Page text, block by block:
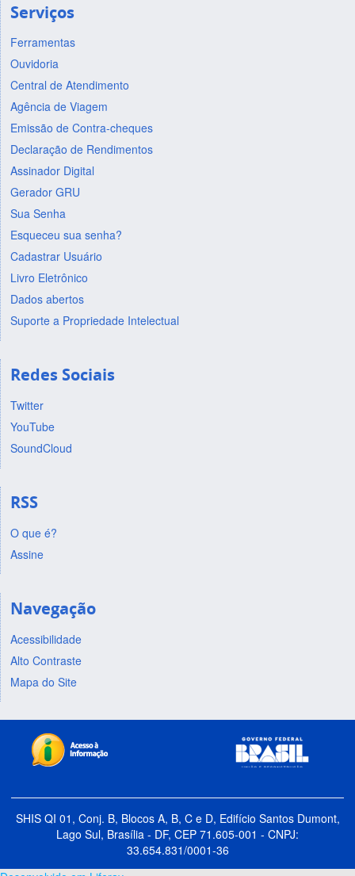
Serviços
Ferramentas
Ouvidoria
Central de Atendimento
Agência de Viagem
Emissão de Contra-cheques
Declaração de Rendimentos
Assinador Digital
Gerador GRU
Sua Senha
Esqueceu sua senha?
Cadastrar Usuário
Livro Eletrônico
Dados abertos
Suporte a Propriedade Intelectual
Redes Sociais
Twitter
YouTube
SoundCloud
RSS
O que é?
Assine
Navegação
Acessibilidade
Alto Contraste
Mapa do Site
SHIS QI 01, Conj. B, Blocos A, B, C e D, Edifício Santos Dumont,
Lago Sul, Brasília - DF, CEP 71.605-001 - CNPJ:
33.654.831/0001-36